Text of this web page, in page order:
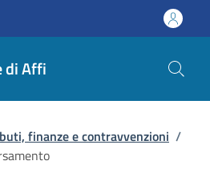
di Affi
finanze e contravvenzioni /